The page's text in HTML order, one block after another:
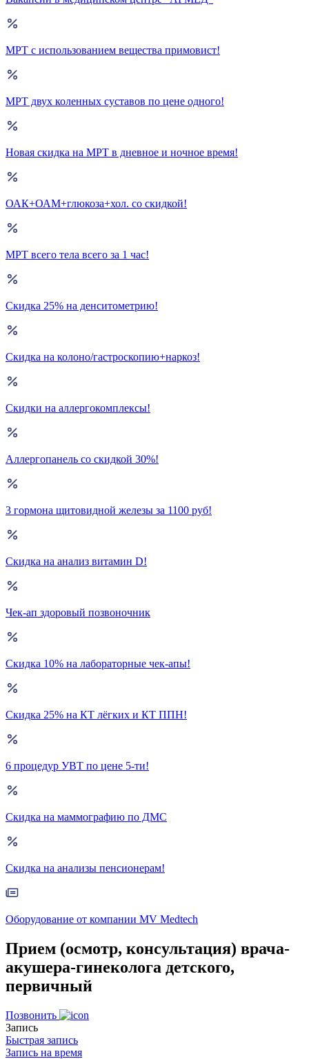
МРТ с использованием вещества примовист!
МРТ двух коленных суставов по цене одного!
Новая скидка на МРТ в дневное и ночное время!
ОАК+ОАМ+глюкоза+хол. со скидкой!
МРТ всего тела всего за 1 час!
Скидка 25% на денситометрию!
Скидка на колоно/гастроскопию+наркоз!
Скидки на аллергокомплексы!
Аллергопанель со скидкой 30%!
3 гормона щитовидной железы за 1100 руб!
Скидка на анализ витамин D!
Чек-ап здоровый позвоночник
Скидка 10% на лабораторные чек-апы!
Скидка 25% на КТ лёгких и КТ ППН!
6 процедур УВТ по цене 5-ти!
Скидка на маммографию по ДМС
Скидка на анализы пенсионерам!
Оборудование от компании MV Medtech
Прием (осмотр, консультация) врача-
акушера-гинеколога детского,
первичный
Позвонить
Запись
Быстрая запись
Запись на время